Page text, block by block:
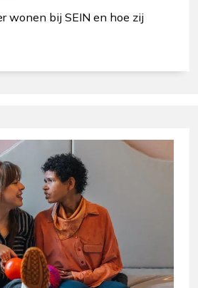
wonen bij SEIN en hoe zij